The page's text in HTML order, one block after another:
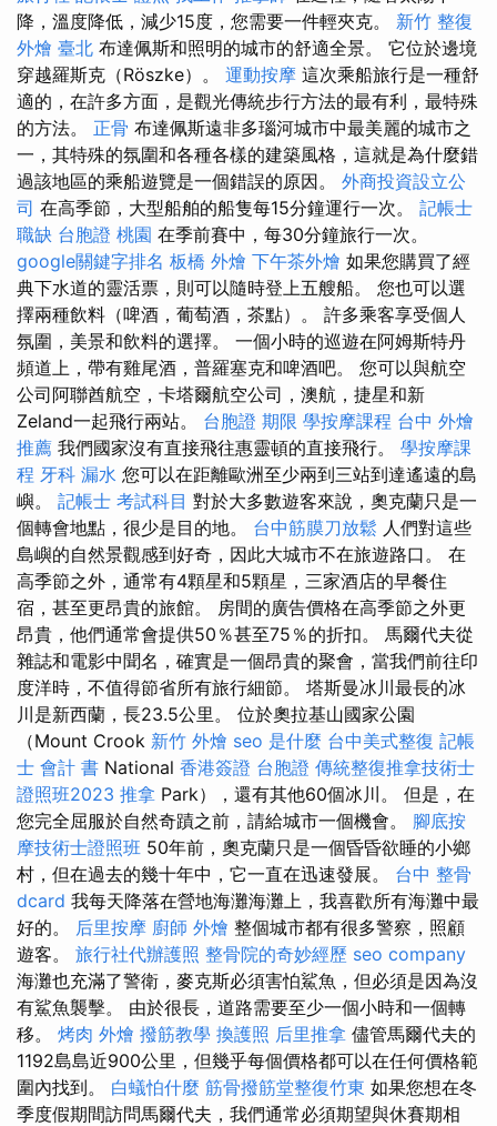
降，溫度降低，減少15度，您需要一件輕夾克。 新竹 整復
外燴 臺北 布達佩斯和照明的城市的舒適全景。 它位於邊境
穿越羅斯克（Röszke）。 運動按摩 這次乘船旅行是一種舒
適的，在許多方面，是觀光傳統步行方法的最有利，最特殊
的方法。 正骨 布達佩斯遠非多瑙河城市中最美麗的城市之
一，其特殊的氛圍和各種各樣的建築風格，這就是為什麼錯
過該地區的乘船遊覽是一個錯誤的原因。 外商投資設立公
司 在高季節，大型船舶的船隻每15分鐘運行一次。 記帳士
職缺 台胞證 桃園 在季前賽中，每30分鐘旅行一次。
google關鍵字排名 板橋 外燴 下午茶外燴 如果您購買了經
典下水道的靈活票，則可以隨時登上五艘船。 您也可以選
擇兩種飲料（啤酒，葡萄酒，茶點）。 許多乘客享受個人
氛圍，美景和飲料的選擇。 一個小時的巡遊在阿姆斯特丹
頻道上，帶有雞尾酒，普羅塞克和啤酒吧。 您可以與航空
公司阿聯酋航空，卡塔爾航空公司，澳航，捷星和新
Zeland一起飛行兩站。 台胞證 期限 學按摩課程 台中 外燴
推薦 我們國家沒有直接飛往惠靈頓的直接飛行。 學按摩課
程 牙科 漏水 您可以在距離歐洲至少兩到三站到達遙遠的島
嶼。 記帳士 考試科目 對於大多數遊客來說，奧克蘭只是一
個轉會地點，很少是目的地。 台中筋膜刀放鬆 人們對這些
島嶼的自然景觀感到好奇，因此大城市不在旅遊路口。 在
高季節之外，通常有4顆星和5顆星，三家酒店的早餐住
宿，甚至更昂貴的旅館。 房間的廣告價格在高季節之外更
昂貴，他們通常會提供50％甚至75％的折扣。 馬爾代夫從
雜誌和電影中聞名，確實是一個昂貴的聚會，當我們前往印
度洋時，不值得節省所有旅行細節。 塔斯曼冰川最長的冰
川是新西蘭，長23.5公里。 位於奧拉基山國家公園
（Mount Crook 新竹 外燴 seo 是什麼 台中美式整復 記帳
士 會計 書 National 香港簽證 台胞證 傳統整復推拿技術士
證照班2023 推拿 Park），還有其他60個冰川。 但是，在
您完全屈服於自然奇蹟之前，請給城市一個機會。 腳底按
摩技術士證照班 50年前，奧克蘭只是一個昏昏欲睡的小鄉
村，但在過去的幾十年中，它一直在迅速發展。 台中 整骨
dcard 我每天降落在營地海灘海灘上，我喜歡所有海灘中最
好的。 后里按摩 廚師 外燴 整個城市都有很多警察，照顧
遊客。 旅行社代辦護照 整骨院的奇妙經歷 seo company
海灘也充滿了警衛，麥克斯必須害怕鯊魚，但必須是因為沒
有鯊魚襲擊。 由於很長，道路需要至少一個小時和一個轉
移。 烤肉 外燴 撥筋教學 換護照 后里推拿 儘管馬爾代夫的
1192島島近900公里，但幾乎每個價格都可以在任何價格範
圍內找到。 白蟻怕什麼 筋骨撥筋堂整復竹東 如果您想在冬
季度假期間訪問馬爾代夫，我們通常必須期望與休賽期相